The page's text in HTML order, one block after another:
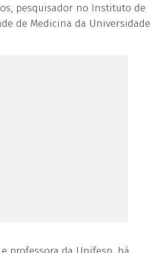
pesquisador no Instituto de
de Medicina da Universidade